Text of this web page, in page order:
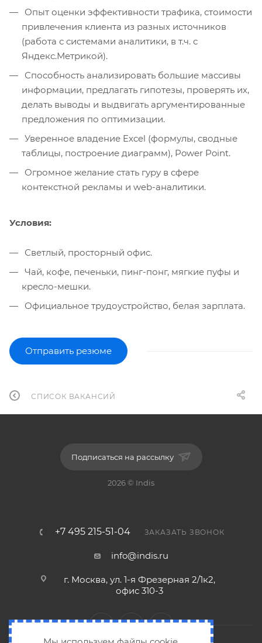
Опыт оценки эффективности трафика, стоимости
привлечения клиента из разных источников
(работа с системами аналитики, в т.ч. с
Яндекс.Метрикой).
Способность анализировать большие массивы
информации, предлагать гипотезы, проверять их,
делать выводы и выдвигать аргументированные
предложения по оптимизации.
Уверенное владение Excel (формулы, сводные
таблицы, построение диаграмм), Power Point.
Огромное желание стать гуру в сфере
контекстной рекламы и web-аналитики.
Условия:
Светлый, просторный офис.
Чай, кофе, печеньки, пинг-понг, мягкие пуфы и
кресло-мешки.
Официальное трудоустройство, белая зарплата.
Отправить резюме
СПИСОК ВАКАНСИЙ
Подписаться на рассылку
2026 © Indis
+7 495 215-51-04 ЗАКАЗАТЬ ЗВОНОК
info@indis.ru
г. Москва, ул. 1-я Фрезерная 2/1к2,
офис 310-3